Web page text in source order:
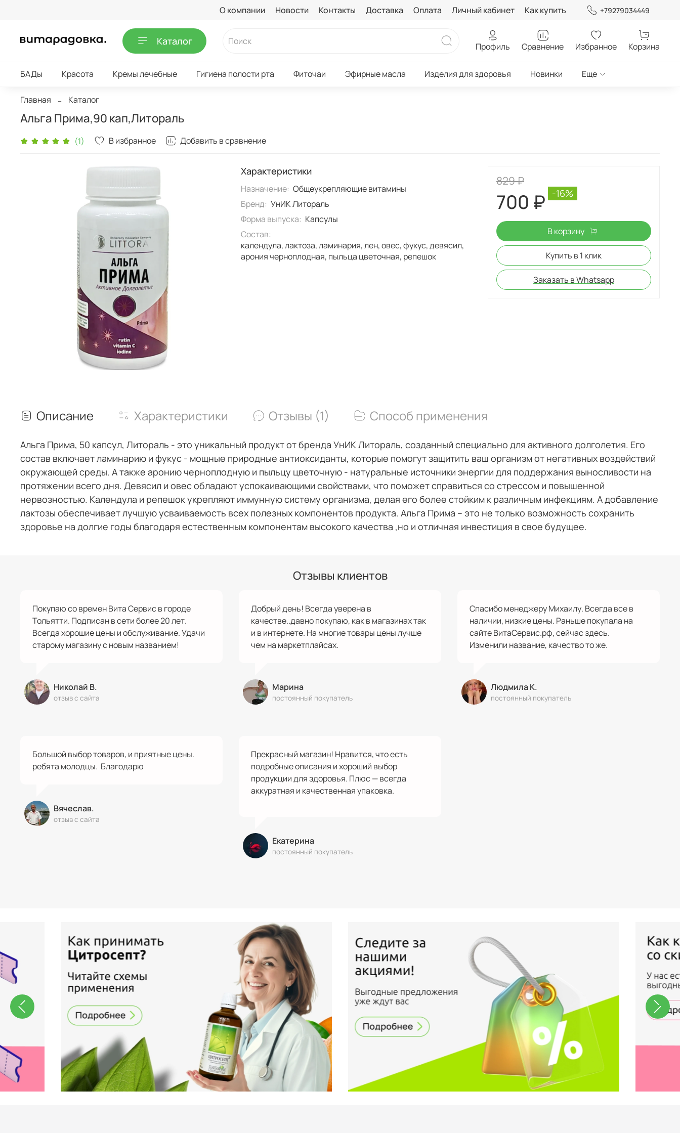
О компании Новости Контакты Доставка Оплата Личный кабинет Как купить +79279034449
Каталог Профиль Сравнение Избранное Корзина
БАДы Красота Кремы лечебные Гигиена полости рта Фиточаи Эфирные масла Изделия для здоровья Новинки Еще
Главная Каталог
Альга Прима,90 кап,Литораль
(1) В избранное Добавить в сравнение
Характеристики
Назначение: Общеукрепляющие витамины
Бренд: УнИК Литораль
Форма выпуска: Капсулы
Состав:
календула, лактоза, ламинария, лен, овес, фукус, девясил,
арония черноплодная, пыльца цветочная, репешок
829 ₽
700 ₽ -16%
В корзину
Купить в 1 клик
Заказать в Whatsapp
Описание Характеристики Отзывы (1) Способ применения
Альга Прима, 50 капсул, Литораль - это уникальный продукт от бренда УнИК Литораль, созданный специально для активного долголетия. Его
состав включает ламинарию и фукус - мощные природные антиоксиданты, которые помогут защитить ваш организм от негативных воздействий
окружающей среды. А также аронию черноплодную и пыльцу цветочную - натуральные источники энергии для поддержания выносливости на
протяжении всего дня. Девясил и овес обладают успокаивающими свойствами, что поможет справиться со стрессом и повышенной
нервозностью. Календула и репешок укрепляют иммунную систему организма, делая его более стойким к различным инфекциям. А добавление
лактозы обеспечивает лучшую усваиваемость всех полезных компонентов продукта. Альга Прима – это не только возможность сохранить
здоровье на долгие годы благодаря естественным компонентам высокого качествa ,но и отличная инвестиция в свое будущее.
Отзывы клиентов
Покупаю со времен Вита Сервис в городе
Тольятти. Подписан в сети более 20 лет.
Всегда хорошие цены и обслуживание. Удачи
старому магазину с новым названием!
Николай В.
отзыв с сайта
Добрый день! Всегда уверена в
качестве..давно покупаю, как в магазинах так
и в интернете. На многие товары цены лучше
чем на маркетплайсах.
Марина
постоянный покупатель
Спасибо менеджеру Михаилу. Всегда все в
наличии, низкие цены. Раньше покупала на
сайте ВитаСервис.рф, сейчас здесь.
Изменили название, качество то же.
Людмила К.
постоянный покупатель
Большой выбор товаров, и приятные цены.
ребята молодцы. Благодарю
Вячеслав.
отзыв с сайта
Прекрасный магазин! Нравится, что есть
подробные описания и хороший выбор
продукции для здоровья. Плюс — всегда
аккуратная и качественная упаковка.
Екатерина
постоянный покупатель